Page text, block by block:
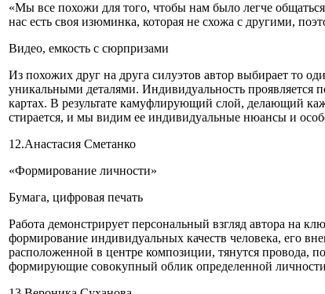
«Мы все похожи для того, чтобы нам было легче
нас есть своя изюминка, которая не схожа с другими,
Видео, емкость с сюрпризами
Из похожих друг на друга силуэтов автор выбирает то
уникальными деталями. Индивидуальность проявляется
картах. В результате камуфлирующий слой, делающий
стирается, и мы видим ее индивидуальные нюансы и
12.Анастасия Сметанко
«Формирование личности»
Бумага, цифровая печать
Работа демонстрирует персональный взгляд автора на
формирование индивидуальных качеств человека, его
расположенной в центре композиции, тянутся провода,
формирующие совокупный облик определенной